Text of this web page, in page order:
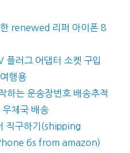
renewed 리퍼 아이폰 8
러그 어댑터 소켓 구입
행용
하는 운송장번호 배송추적
우체국 배송
직구하기(shipping
6s from amazon)